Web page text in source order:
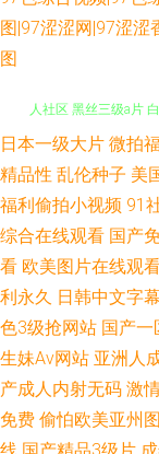
图|97涩涩网|97涩涩
图
韩漫污污黄页 欧美三
人社区 黑丝三级a片
草 做爱导航 在线超
频区 国产少妇自慰高
天堂导航 男女操操 97
频 一道本大香蕉 99
日本一级大片 微拍
精品性 乱伦种子 美
福利偷拍小视频 91
综合在线观看 国产
看 欧美图片在线观
利永久 日韩中文字
色3级抢网站 国产一
生妹Av网站 亚洲人
产成人内射无码 激
免费 偷怕欧美亚州